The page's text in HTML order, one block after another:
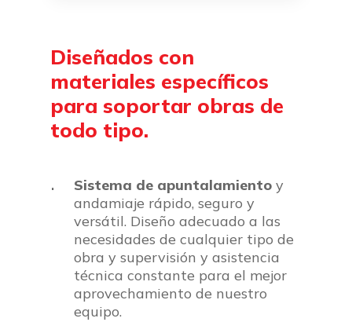
Diseñados con
materiales específicos
para soportar obras de
todo tipo.
Sistema de apuntalamiento y
andamiaje rápido, seguro y
versátil. Diseño adecuado a las
necesidades de cualquier tipo de
obra y supervisión y asistencia
técnica constante para el mejor
aprovechamiento de nuestro
equipo.